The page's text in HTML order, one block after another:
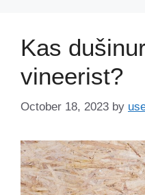
Kas
vineerist?
October 18, 2023 by